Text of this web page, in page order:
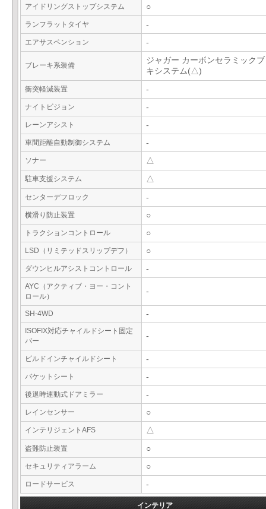
アイドリングストップシステム ○
ランフラットタイヤ -
エアサスペンション -
ブレーキ系装備
ジャガー カーボンセラミック
キシステム(△)
衝突軽減装置 -
ナイトビジョン -
レーンアシスト -
車間距離自動制御システム -
ソナー △
駐車支援システム △
センターデフロック -
横滑り防止装置 ○
トラクションコントロール ○
LSD（リミテッドスリップデフ） ○
ダウンヒルアシストコントロール -
AYC（アクティブ・ヨー・コント
ロール）
-
SH-4WD -
ISOFIX対応チャイルドシート固定
バー
-
ビルドインチャイルドシート -
バケットシート -
後退時連動式ドアミラー -
レインセンサー ○
インテリジェントAFS △
盗難防止装置 ○
セキュリティアラーム ○
ロードサービス -
インテリア